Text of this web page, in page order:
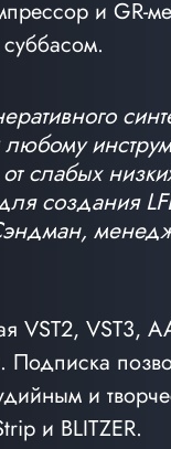
и GR-
слабых
создания
VST2, VST3,
Подписка
и
и BLITZER.